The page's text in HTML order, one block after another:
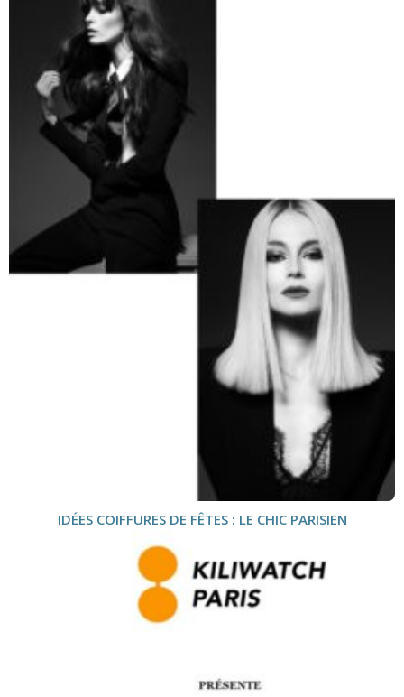
IDÉES COIFFURES DE FÊTES : LE CHIC PARISIEN